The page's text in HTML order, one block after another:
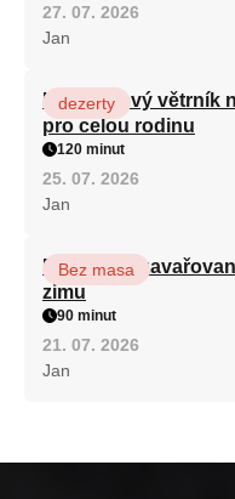
27. 07. 2026
Jan
Karamelový větrník
pro celou rodinu
dezerty
120 minut
25. 07. 2026
Jan
Babiččino
zimu
Bez masa
90 minut
21. 07. 2026
Jan